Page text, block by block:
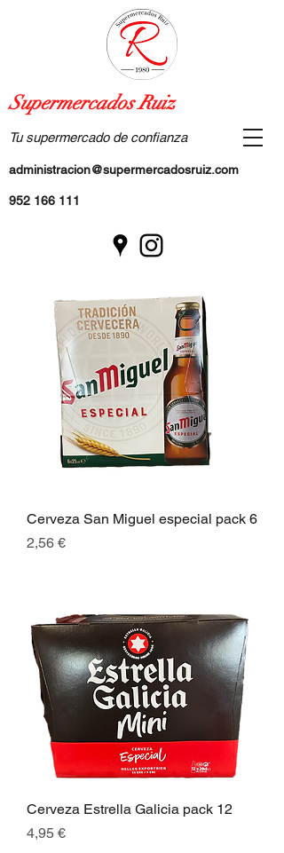
952 166 111
administracion@supermercadosruiz.com
Tu supermercado de confianza
Supermercados Ruiz
Cerveza San Miguel especial pack 6
Preis
2,56 €
Cerveza Estrella Galicia pack 12
Preis
4,95 €